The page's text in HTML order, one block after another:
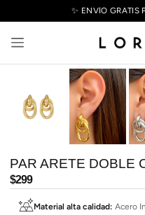
✨ ENVÍO GRATIS
PAR ARETE DOBLE
Precio
habitual
$299
Material alta calidad: Acero